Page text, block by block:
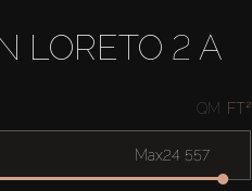
LORETO 2 A
QM FT²
Max